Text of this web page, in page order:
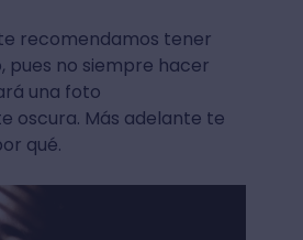
recomendamos tener
pues no siempre hacer
una foto
oscura. Más adelante te
qué.